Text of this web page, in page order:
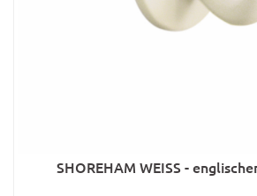
SHOREHAM WEISS -